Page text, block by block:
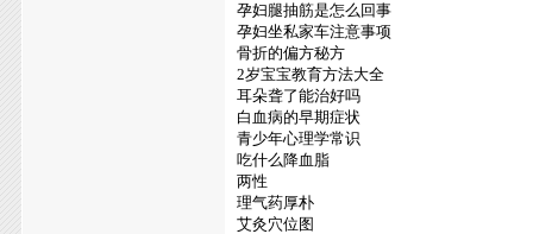
孕妇腿抽筋是怎么回事
孕妇坐私家车注意事项
骨折的偏方秘方
2岁宝宝教育方法大全
耳朵聋了能治好吗
白血病的早期症状
青少年心理学常识
吃什么降血脂
两性
理气药厚朴
艾灸穴位图